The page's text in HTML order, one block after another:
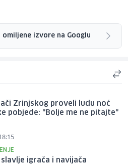
omiljene izvore na Googlu
Zrinjskog proveli ludu noć
pobjede: "Bolje me ne pitajte"
igrača i navijača